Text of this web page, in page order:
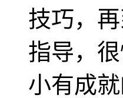
技巧，
指导，
小有成